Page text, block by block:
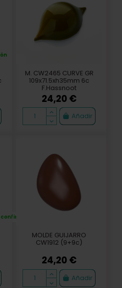
M. CW2465 CURVE GR
109x71.5xh35mm 6c
F.Hassnoot
24,20 €
Añadir
MOLDE GUIJARRO
CW1912 (9+9c)
24,20 €
Añadir